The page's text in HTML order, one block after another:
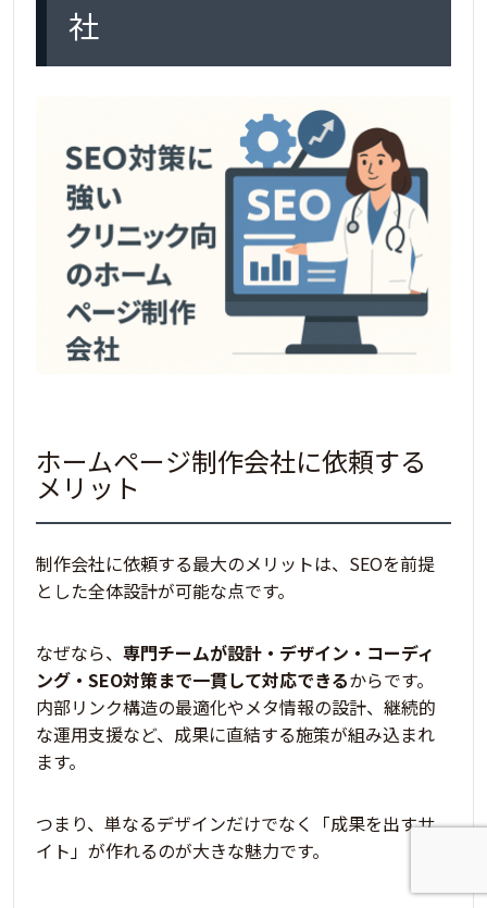
社
ホームページ制作会社に依頼する
メリット
制作会社に依頼する最大のメリットは、SEOを前提
とした全体設計が可能な点です。
なぜなら、 専門チームが設計・デザイン・コーディ
ング・SEO対策まで一貫して対応できるからです。
内部リンク構造の最適化やメタ情報の設計、継続的
な運用支援など、成果に直結する施策が組み込まれ
ます。
つまり、 単なるデザインだけでなく「成果を出すサ
イト」が作れるのが大きな魅力です。